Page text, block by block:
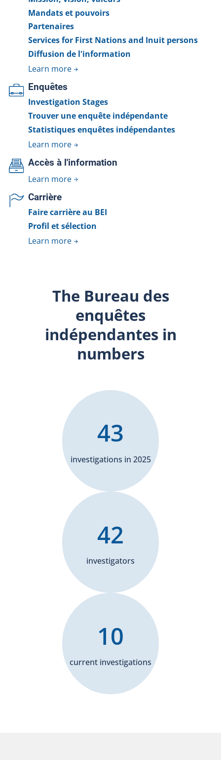
Mandats et pouvoirs
Partenaires
Services for First Nations and Inuit persons
Diffusion de l'information
Learn more
Enquêtes
Investigation Stages
Trouver une enquête indépendante
Statistiques enquêtes indépendantes
Learn more
Accès à l'information
Learn more
Carrière
Faire carrière au BEI
Profil et sélection
Learn more
The Bureau des
enquêtes
indépendantes in
numbers
investigations in 2025
43
investigators
42
current investigations
10